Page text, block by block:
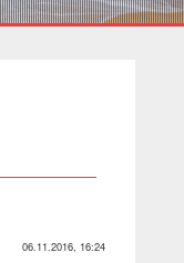
06.11.2016, 16:24